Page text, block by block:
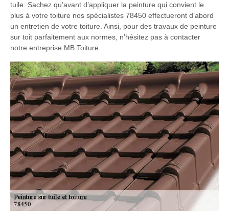
tuile. Sachez qu’avant d’appliquer la peinture qui convient le
plus à votre toiture nos spécialistes 78450 effectueront d’abord
un entretien de votre toiture. Ainsi, pour des travaux de peinture
sur toit parfaitement aux normes, n’hésitez pas à contacter
notre entreprise MB Toiture.